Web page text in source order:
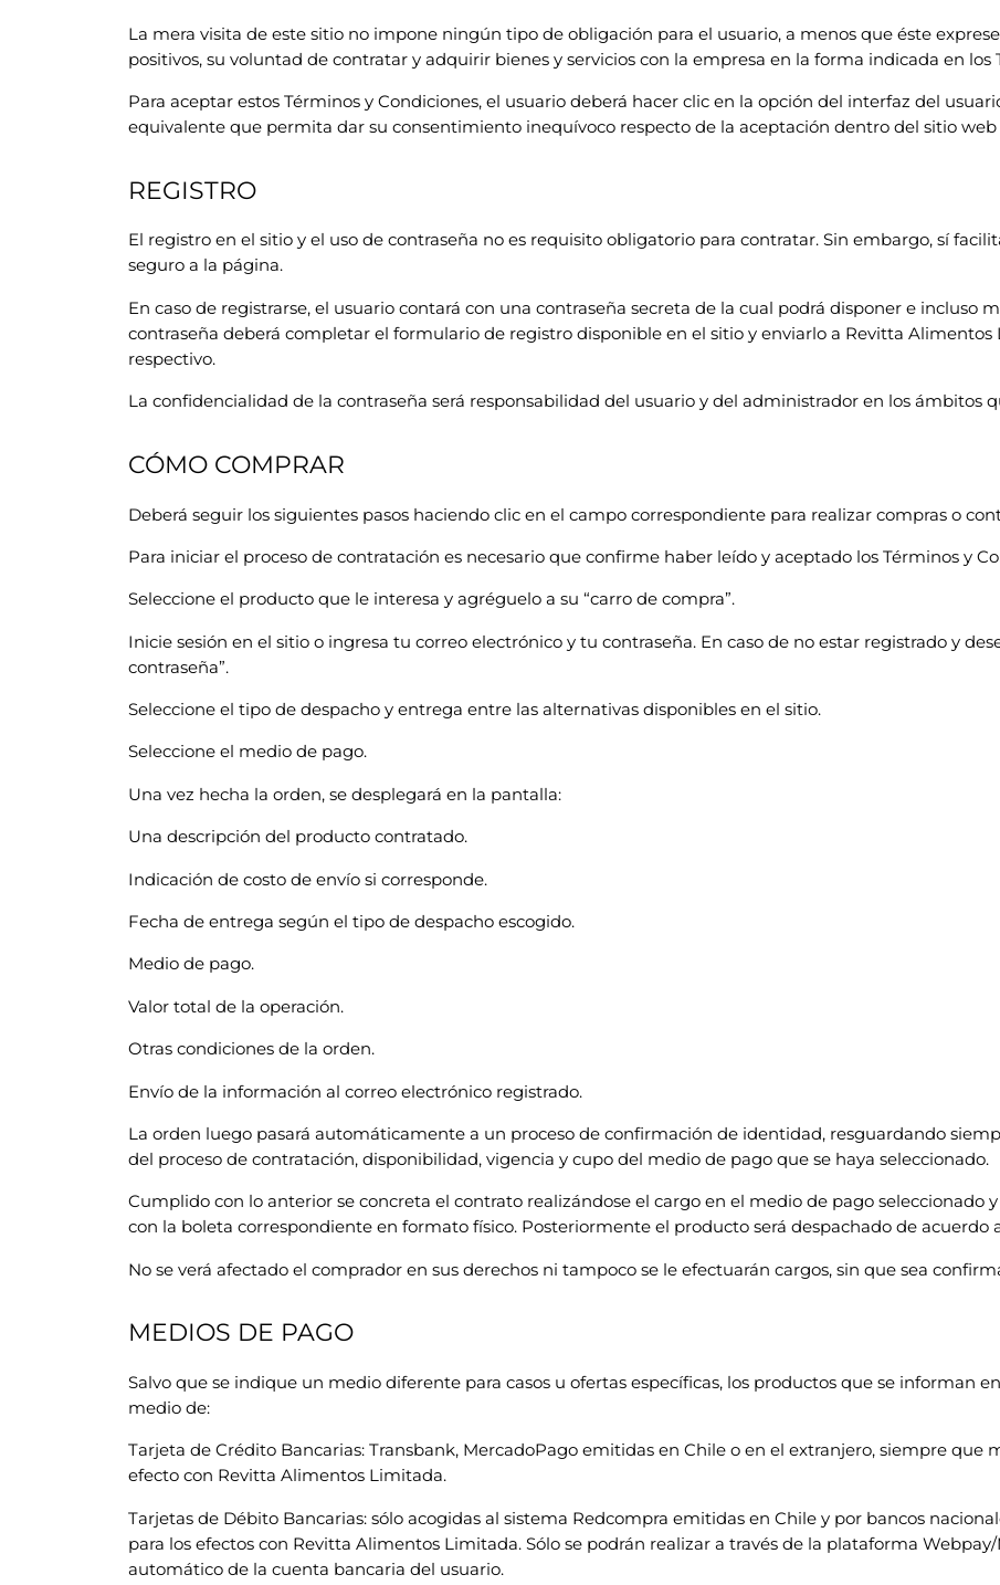
La mera visita de este sitio no impone ningún tipo de obligación para el usuario, a menos que éste
positivos, su voluntad de contratar y adquirir bienes y servicios con la empresa en la forma indicada en los
Para aceptar estos Términos y Condiciones, el usuario deberá hacer clic en la opción del interfaz del
equivalente que permita dar su consentimiento inequívoco respecto de la aceptación dentro del sitio
REGISTRO
El registro en el sitio y el uso de contraseña no es requisito obligatorio para contratar. Sin embargo, sí
seguro a la página.
En caso de registrarse, el usuario contará con una contraseña secreta de la cual podrá disponer e incluso
contraseña deberá completar el formulario de registro disponible en el sitio y enviarlo a Revitta
respectivo.
La confidencialidad de la contraseña será responsabilidad del usuario y del administrador en los ámbitos
CÓMO COMPRAR
Deberá seguir los siguientes pasos haciendo clic en el campo correspondiente para realizar compras o
Para iniciar el proceso de contratación es necesario que confirme haber leído y aceptado los Términos y
Seleccione el producto que le interesa y agréguelo a su “carro de compra”.
Inicie sesión en el sitio o ingresa tu correo electrónico y tu contraseña. En caso de no estar registrado y
contraseña”.
Seleccione el tipo de despacho y entrega entre las alternativas disponibles en el sitio.
Seleccione el medio de pago.
Una vez hecha la orden, se desplegará en la pantalla:
Una descripción del producto contratado.
Indicación de costo de envío si corresponde.
Fecha de entrega según el tipo de despacho escogido.
Medio de pago.
Valor total de la operación.
Otras condiciones de la orden.
Envío de la información al correo electrónico registrado.
La orden luego pasará automáticamente a un proceso de confirmación de identidad, resguardando
del proceso de contratación, disponibilidad, vigencia y cupo del medio de pago que se haya seleccionado.
Cumplido con lo anterior se concreta el contrato realizándose el cargo en el medio de pago seleccionado
con la boleta correspondiente en formato físico. Posteriormente el producto será despachado de acuerdo
No se verá afectado el comprador en sus derechos ni tampoco se le efectuarán cargos, sin que sea
MEDIOS DE PAGO
Salvo que se indique un medio diferente para casos u ofertas específicas, los productos que se informan
medio de:
Tarjeta de Crédito Bancarias: Transbank, MercadoPago emitidas en Chile o en el extranjero, siempre
efecto con Revitta Alimentos Limitada.
Tarjetas de Débito Bancarias: sólo acogidas al sistema Redcompra emitidas en Chile y por bancos
para los efectos con Revitta Alimentos Limitada. Sólo se podrán realizar a través de la plataforma
automático de la cuenta bancaria del usuario.